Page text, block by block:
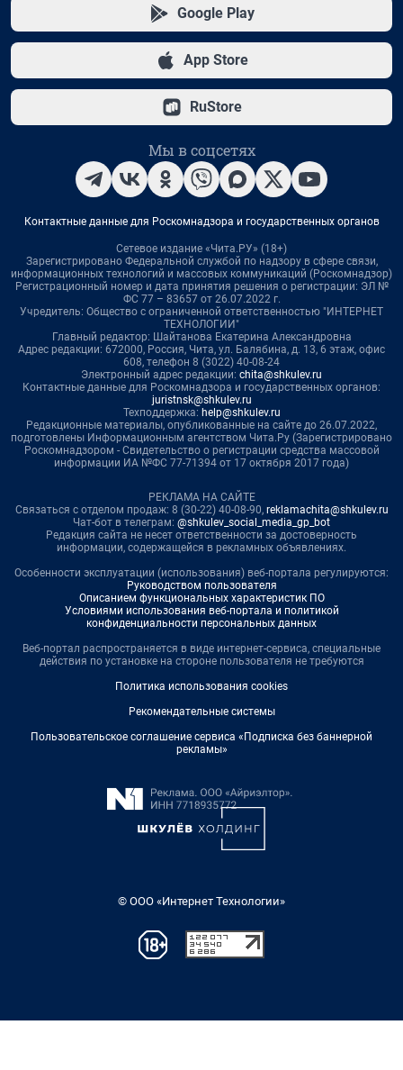
Google Play
App Store
RuStore
Мы в соцсетях
Контактные данные для Роскомнадзора и государственных органов
Сетевое издание «Чита.РУ» (18+)
Зарегистрировано Федеральной службой по надзору в сфере связи,
информационных технологий и массовых коммуникаций (Роскомнадзор)
Регистрационный номер и дата принятия решения о регистрации: ЭЛ №
ФС 77 – 83657 от 26.07.2022 г.
Учредитель: Общество с ограниченной ответственностью "ИНТЕРНЕТ
ТЕХНОЛОГИИ"
Главный редактор: Шайтанова Екатерина Александровна
Адрес редакции: 672000, Россия, Чита, ул. Балябина, д. 13, 6 этаж, офис
608, телефон 8 (3022) 40-08-24
Электронный адрес редакции: chita@shkulev.ru
Контактные данные для Роскомнадзора и государственных органов:
juristnsk@shkulev.ru
Техподдержка: help@shkulev.ru
Редакционные материалы, опубликованные на сайте до 26.07.2022,
подготовлены Информационным агентством Чита.Ру (Зарегистрировано
Роскомнадзором - Свидетельство о регистрации средства массовой
информации ИА №ФС 77-71394 от 17 октября 2017 года)
РЕКЛАМА НА САЙТЕ
Связаться с отделом продаж: 8 (30-22) 40-08-90, reklamachita@shkulev.ru
Чат-бот в телеграм: @shkulev_social_media_gp_bot
Редакция сайта не несет ответственности за достоверность
информации, содержащейся в рекламных объявлениях.
Особенности эксплуатации (использования) веб-портала регулируются:
Руководством пользователя
Описанием функциональных характеристик ПО
Условиями использования веб-портала и политикой
конфиденциальности персональных данных
Веб-портал распространяется в виде интернет-сервиса, специальные
действия по установке на стороне пользователя не требуются
Политика использования cookies
Рекомендательные системы
Пользовательское соглашение сервиса «Подписка без баннерной
рекламы»
© ООО «Интернет Технологии»